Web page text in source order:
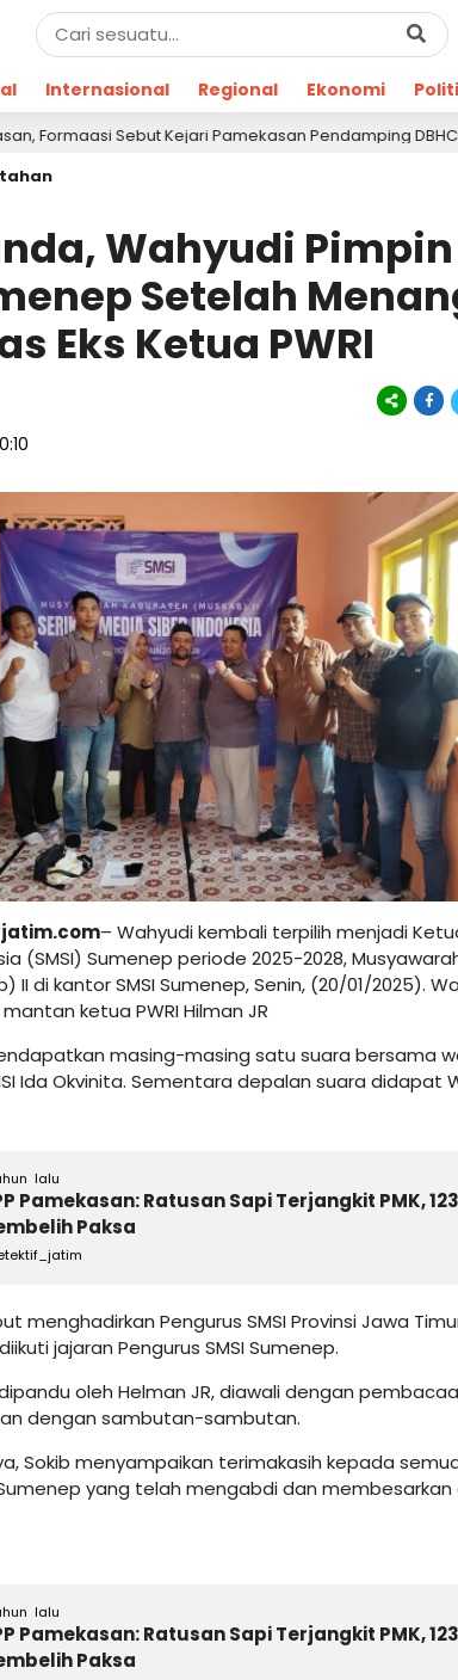
Internasional Regional Ekonomi
Kejari Pamekasan Pendamping DBHCHT 13
Wahyudi Pimpin
Setelah
Eks Ketua PWRI
– Wahyudi kembali terpilih menjadi
(SMSI) Sumenep periode 2025-2028,
II di kantor SMSI Sumenep, Senin, (20/01/2025).
ketua PWRI Hilman JR
masing-masing satu suara bersama
Ida Okvinita. Sementara depalan suara didapat
lalu
Pamekasan: Ratusan Sapi Terjangkit PMK,
Paksa
menghadirkan Pengurus SMSI Provinsi Jawa
jajaran Pengurus SMSI Sumenep.
oleh Helman JR, diawali dengan
dengan sambutan-sambutan.
Sokib menyampaikan terimakasih kepada
yang telah mengabdi dan membesarkan
lalu
Pamekasan: Ratusan Sapi Terjangkit PMK,
Paksa